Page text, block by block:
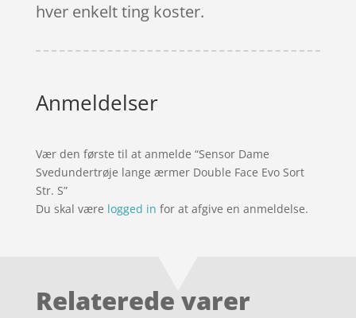
hver enkelt ting koster.
Anmeldelser
Vær den første til at anmelde “Sensor Dame
Svedundertrøje lange ærmer Double Face Evo Sort
Str. S”
Du skal være logged in for at afgive en anmeldelse.
Relaterede varer